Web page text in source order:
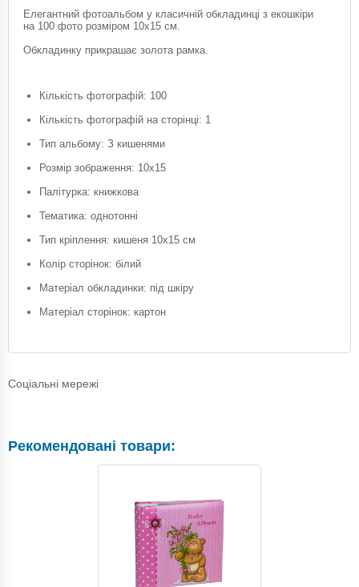
Елегантний фотоальбом у класичній обкладинці з екошкіри
на 100 фото розміром 10х15 см.
Обкладинку прикрашає золота рамка.
Кількість фотографій: 100
Кількість фотографій на сторінці: 1
Тип альбому: З кишенями
Розмір зображення: 10х15
Палітурка: книжкова
Тематика: однотонні
Тип кріплення: кишеня 10х15 см
Колір сторінок: білий
Матеріал обкладинки: під шкіру
Матеріал сторінок: картон
Соціальні мережі
Рекомендовані товари: